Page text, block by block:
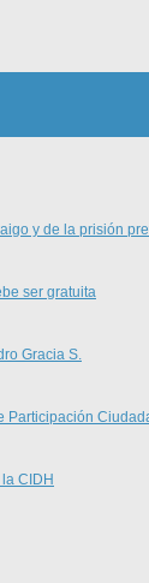
y de la prisión
ser gratuita
Gracia S.
Participación
CIDH